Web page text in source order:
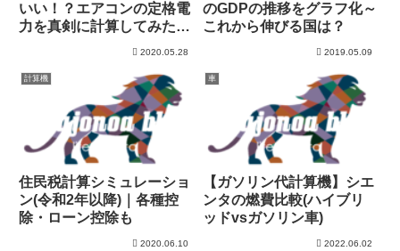
いい！？エアコンの定格電
力を真剣に計算してみた。
2020.05.28
のGDPの推移をグラフ化～
これから伸びる国は？
2019.05.09
計算機
住民税計算シミュレーショ
ン(令和2年以降)｜各種控
除・ローン控除も
2020.06.10
車
【ガソリン代計算機】シエ
ンタの燃費比較(ハイブリ
ッドvsガソリン車)
2022.06.02